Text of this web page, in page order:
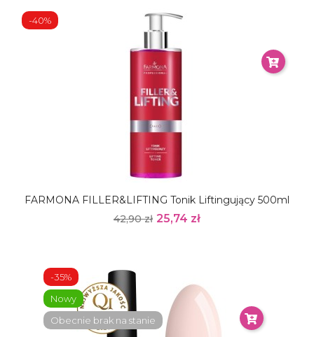
FARMONA FILLER&LIFTING Tonik Liftingujący 500ml
42,90 zł 25,74 zł
-40%
-35%
Nowy
Obecnie brak na stanie